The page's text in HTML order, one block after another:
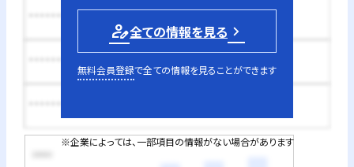
********円
person_edit全ての情報を見る
無料会員登録で全ての情報を見ることができます
※企業によっては、一部項目の情報がない場合があります